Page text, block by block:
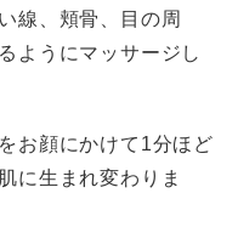
線、頬骨、目の周
ようにマッサージし
お顔にかけて1分ほど
に生まれ変わりま